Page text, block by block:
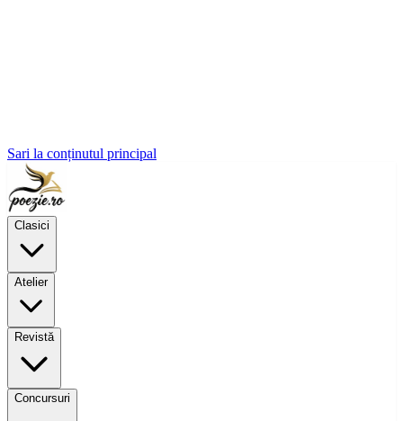
Sari la conținutul principal
Clasici
Atelier
Revistă
Concursuri